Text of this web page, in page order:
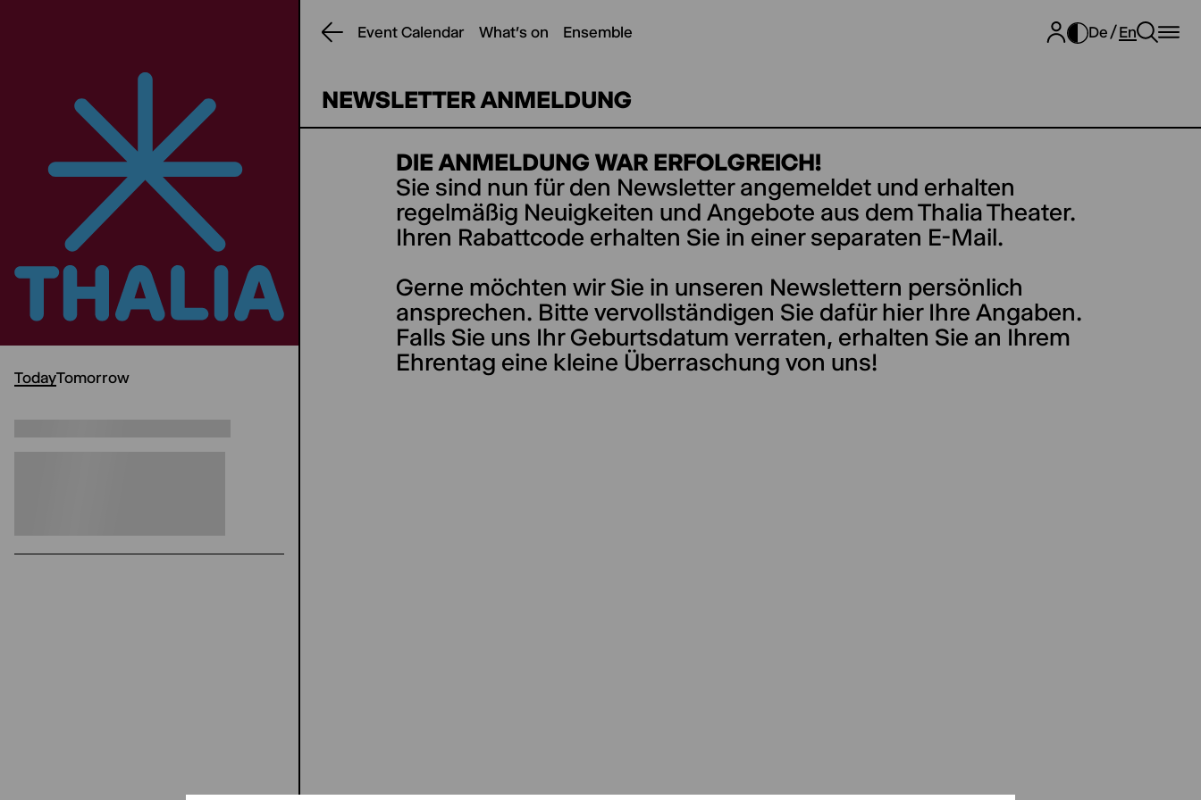
TodayTomorrow
Event Calendar What's on Ensemble De En
NEWSLETTER ANMELDUNG
DIE ANMELDUNG WAR ERFOLGREICH!
Sie sind nun für den Newsletter angemeldet und erhalten
regelmäßig Neuigkeiten und Angebote aus dem Thalia Theater.
Ihren Rabattcode erhalten Sie in einer separaten E-Mail.
Gerne möchten wir Sie in unseren Newslettern persönlich
ansprechen. Bitte vervollständigen Sie dafür hier Ihre Angaben.
Falls Sie uns Ihr Geburtsdatum verraten, erhalten Sie an Ihrem
Ehrentag eine kleine Überraschung von uns!